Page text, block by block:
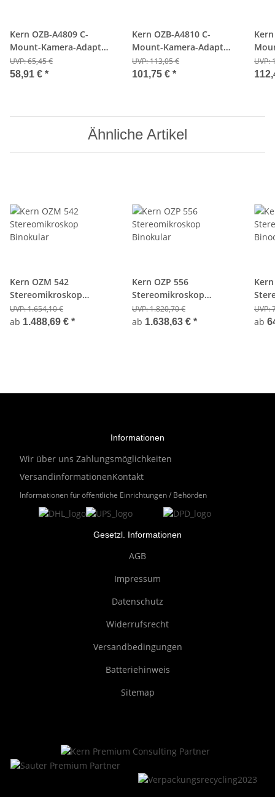
Kern OZB-A4809 C-
Mount-Kamera-Adapter
1.00×
UVP:65,45 €
58,91 € *
Kern OZB-A4810 C-
Mount-Kamera-Adapter
0.30×
UVP:113,05 €
101,75 € *
UVP:
Ähnliche Artikel
Kern OZM 542
Stereomikroskop
Binokular
UVP:1.654,10 €
ab 1.488,69 € *
Kern OZP 556
Stereomikroskop
Binokular
UVP:1.820,70 €
ab 1.638,63 € *
UVP:
ab
Informationen
Wir über uns Zahlungsmöglichkeiten
VersandinformationenKontakt
Informationen für öffentliche Einrichtungen / Behörden
Gesetzl. Informationen
AGB
Impressum
Datenschutz
Widerrufsrecht
Versandbedingungen
Batteriehinweis
Sitemap